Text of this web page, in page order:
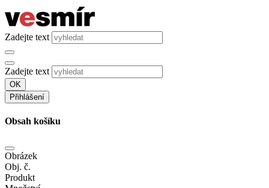
Zadejte text
Zadejte text
OK
Přihlášení
Obsah košíku
Obrázek
Obj. č.
Produkt